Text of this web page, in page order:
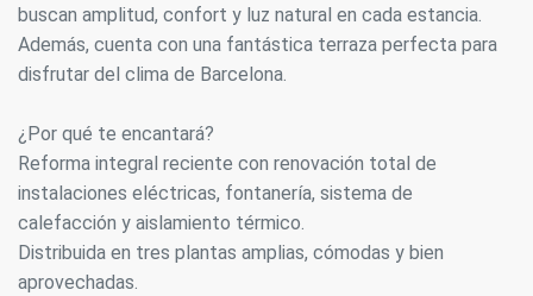
buscan amplitud, confort y luz natural en cada estancia.
Además, cuenta con una fantástica terraza perfecta para
disfrutar del clima de Barcelona.
¿Por qué te encantará?
Reforma integral reciente con renovación total de
instalaciones eléctricas, fontanería, sistema de
calefacción y aislamiento térmico.
Distribuida en tres plantas amplias, cómodas y bien
aprovechadas.